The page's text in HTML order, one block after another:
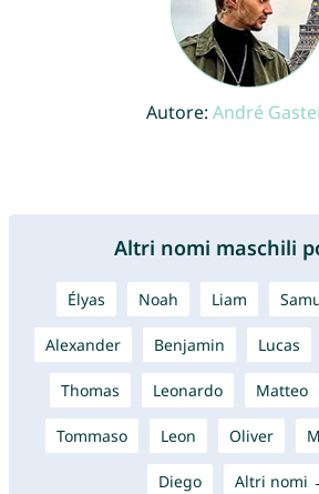
Autore: André
Altri nomi maschili
Élyas Noah Liam
Alexander Benjamin Lucas
Thomas Leonardo Matteo
Tommaso Leon Oliver
Diego Altri nomi